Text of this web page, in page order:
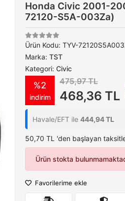
Honda Civic 2001-
72120-S5A-003Za)
Ürün Kodu: TYV-
Marka: TST
Kategori: Civic
%2
indirim
475,97 TL
468,36 TL
Havale/EFT ile 444,94 TL
50,70 TL 'den başlayan
Ürün stokta
Favorilerime ekle